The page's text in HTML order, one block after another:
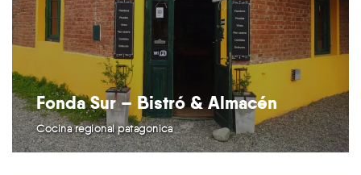
Fonda Sur – Bistró & Almacén
Cocina regional patagónica